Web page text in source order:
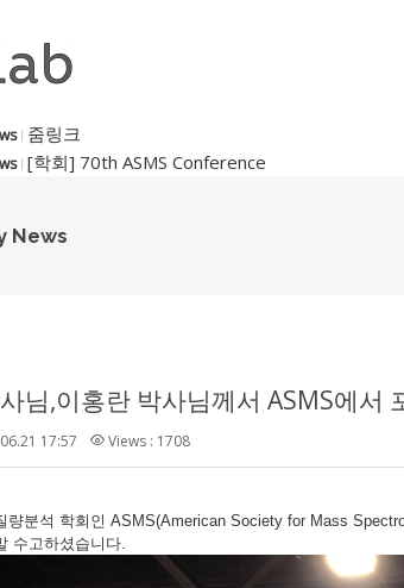
줌링크
[학회] 70th ASMS Conference
News
님,이홍란 박사님께서 ASMS에서
17:57 Views : 1708
량분석 학회인 ASMS(American Society for Mass
수고하셨습니다.